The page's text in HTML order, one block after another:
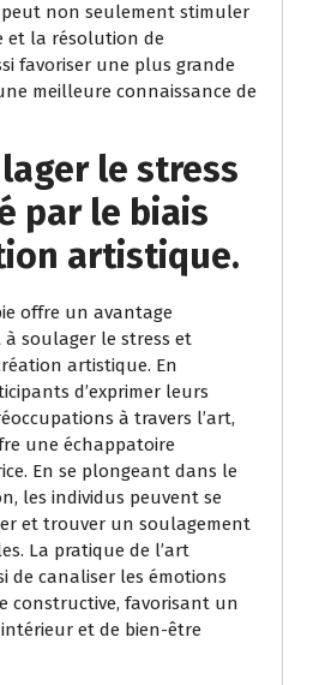
non seulement stimuler
et la résolution de
favoriser une plus grande
meilleure connaissance de
le stress
par le biais
artistique.
offre un avantage
soulager le stress et
artistique. En
d’exprimer leurs
à travers l’art,
une échappatoire
En se plongeant dans le
les individus peuvent se
et trouver un soulagement
La pratique de l’art
de canaliser les émotions
constructive, favorisant un
et de bien-être